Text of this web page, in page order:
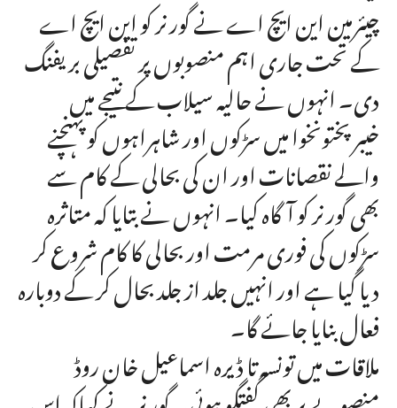
چیئرمین این ایچ اے نے گورنر کو این ایچ اے
کے تحت جاری اہم منصوبوں پر تفصیلی بریفنگ
دی۔ انہوں نے حالیہ سیلاب کے نتیجے میں
خیبرپختونخوا میں سڑکوں اور شاہراہوں کو پہنچنے
والے نقصانات اور ان کی بحالی کے کام سے
بھی گورنر کو آگاہ کیا۔ انہوں نے بتایا کہ متاثرہ
سڑکوں کی فوری مرمت اور بحالی کا کام شروع کر
دیا گیا ہے اور انہیں جلد از جلد بحال کر کے دوبارہ
فعال بنایا جائے گا۔
ملاقات میں تونسہ تا ڈیرہ اسماعیل خان روڈ